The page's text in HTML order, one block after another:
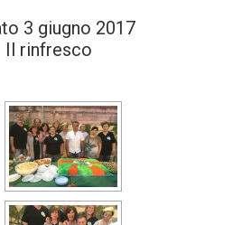
3 giugno 2017
Il rinfresco